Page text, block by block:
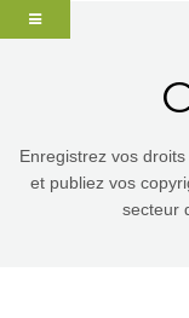
Enregistrez vos
et publiez vos
secteur